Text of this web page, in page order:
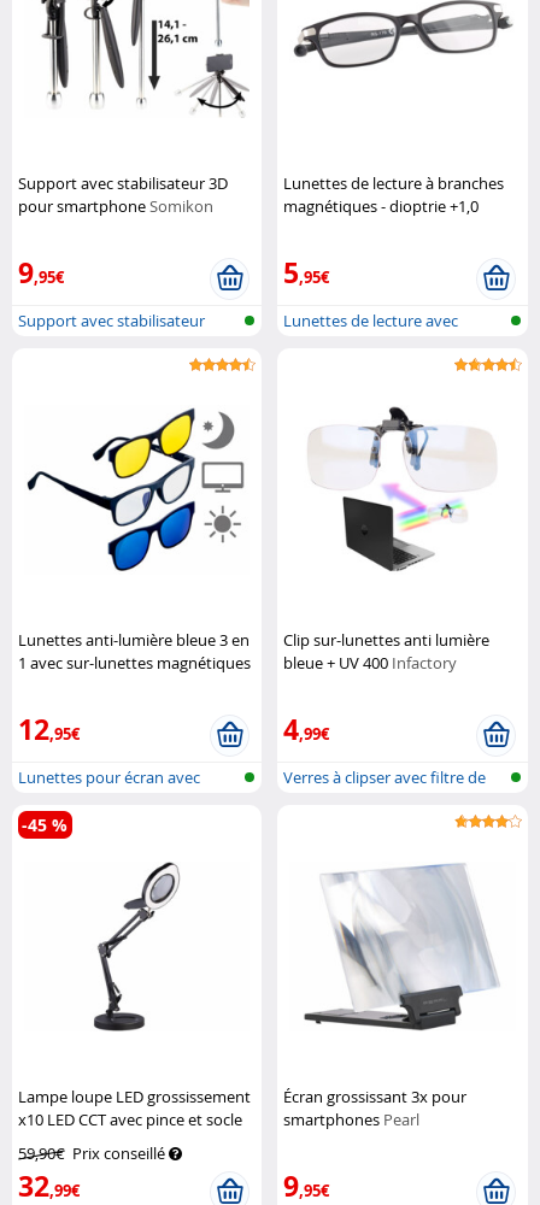
Support avec stabilisateur 3D
pour smartphoneSomikon
9,95€
Support avec stabilisateur
Lunettes de lecture à branches
magnétiques - dioptrie +1,0
5,95€
Lunettes de lecture avec
Lunettes anti-lumière bleue 3 en
1 avec sur-lunettes magnétiques
12,95€
Lunettes pour écran avec
fixation p...
Clip sur-lunettes anti lumière
bleue + UV 400 Infactory
4,99€
Verres à clipser avec filtre de
Lampe loupe LED grossissement
x10 LED CCT avec pince et socle
59,90€ Prix conseillé
32,99€
-45 %
Écran grossissant 3x pour
smartphones Pearl
9,95€